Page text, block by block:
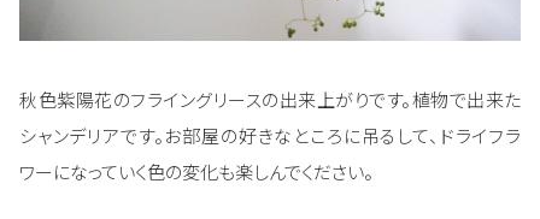
秋色紫陽花のフライングリースの出来上がりです。植物で出来た
シャンデリアです。お部屋の好きなところに吊るして、ドライフラ
ワーになっていく色の変化も楽しんでください。